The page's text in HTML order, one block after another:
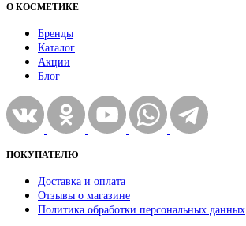
О КОСМЕТИКЕ
Бренды
Каталог
Акции
Блог
ПОКУПАТЕЛЮ
Доставка и оплата
Отзывы о магазине
Политика обработки персональных данных